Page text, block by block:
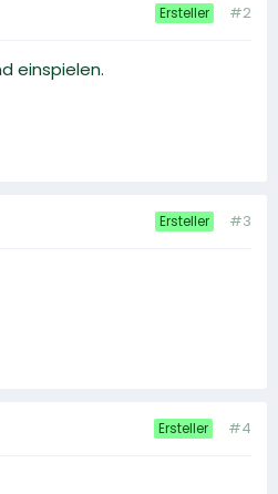
Ersteller #2
einspielen.
Ersteller #3
Ersteller #4